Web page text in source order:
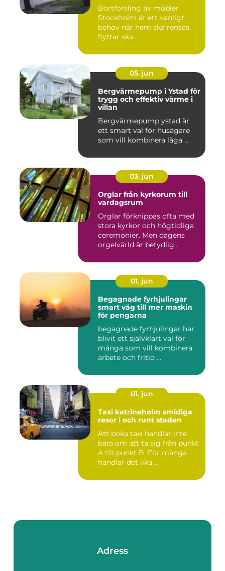
Bortforsling av möbler
Stockholm är ett vanligt
behov när hem ska rensas,
flyttar ska...
05. jun
Bergvärmepump i Ystad för
trygg och effektiv värme i
villan
Bergvärmepump ystad är
ett smart val för husägare
som vill kombinera låga ...
03. jun
Orglar från kyrkorum till
vardagsrum
Orglar förknippas ofta med
stora kyrkor och högtidliga
ceremonier. Men dagens
orgelvärld är betydlig...
01. jun
Begagnade fyrhjulingar
smart väg till mer maskin
för pengarna
begagnade fyrhjulingar har
blivit ett självklart val för
många som vill kombinera
arbete och fritid ...
01. jun
Taxi katrineholm smidiga
resor i och runt staden
Att boka taxi handlar inte
bara om att ta sig från punkt
A till punkt B. För många
handlar det lika ...
Adress